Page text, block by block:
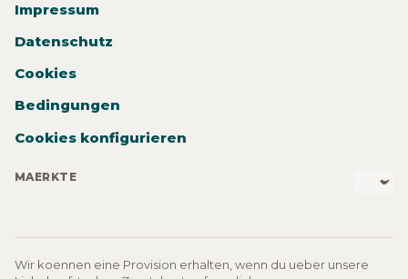
Impressum
Datenschutz
Cookies
Bedingungen
Cookies konfigurieren
MAERKTE
Wir koennen eine Provision erhalten, wenn du ueber unsere